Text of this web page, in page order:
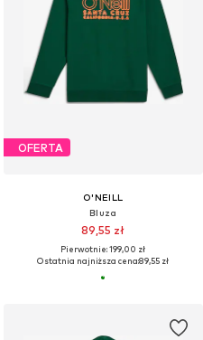
OFERTA
O'NEILL
Bluza
89,55 zł
Pierwotnie: 199,00 zł
Ostatnia najniższa cena:89,55 zł